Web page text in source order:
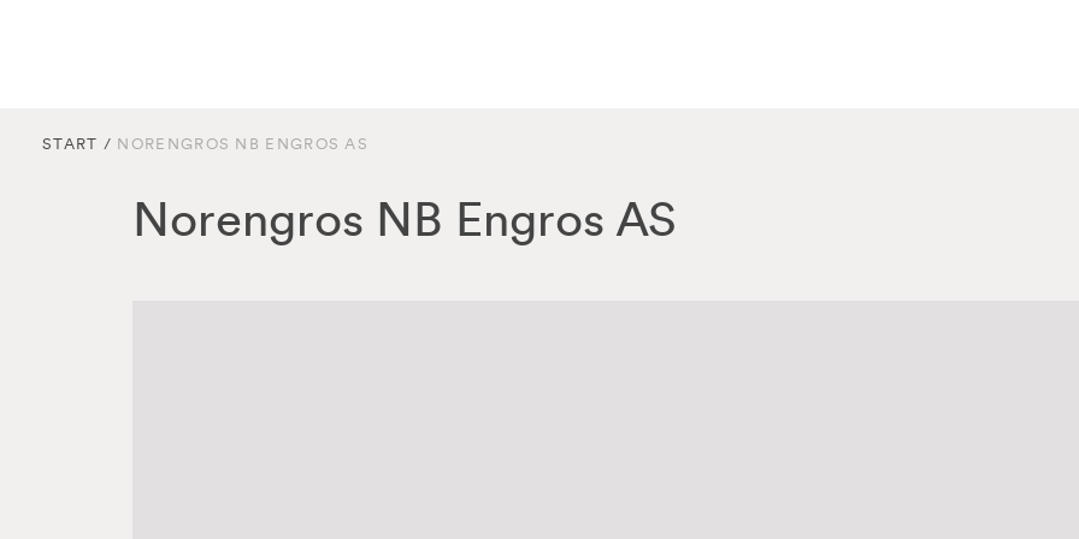
START / NORENGROS NB ENGROS AS
Norengros NB Engros AS